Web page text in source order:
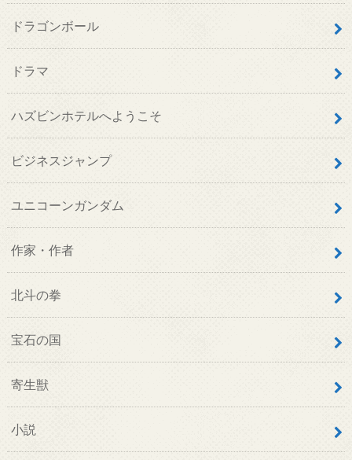
ドラゴンボール
ドラマ
ハズビンホテルへようこそ
ビジネスジャンプ
ユニコーンガンダム
作家・作者
北斗の拳
宝石の国
寄生獣
小説